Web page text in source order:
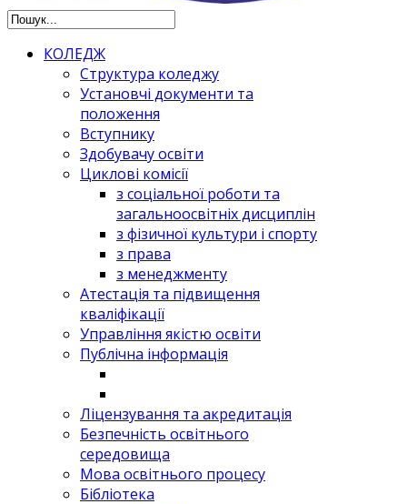
КОЛЕДЖ
Структура коледжу
Установчі документи та
положення
Вступнику
Здобувачу освіти
Циклові комісії
з соціальної роботи та
загальноосвітніх дисциплін
з фізичної культури і спорту
з права
з менеджменту
Атестація та підвищення
кваліфікації
Управління якістю освіти
Публічна інформація
Ліцензування та акредитація
Безпечність освітнього
середовища
Мова освітнього процесу
Бібліотека